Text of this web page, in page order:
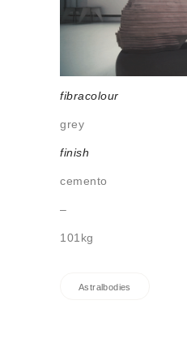
Sobre Connections
by Finsa
Contacto
fibracolour
grey
finish
cemento
–
101kg
Astralbodies